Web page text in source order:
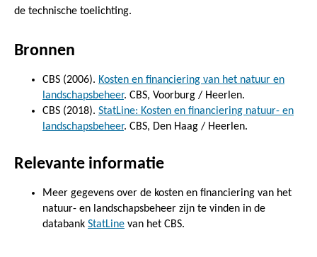
de technische toelichting.
Bronnen
CBS (2006). Kosten en financiering van het natuur en
landschapsbeheer. CBS, Voorburg / Heerlen.
CBS (2018). StatLine: Kosten en financiering natuur- en
landschapsbeheer. CBS, Den Haag / Heerlen.
Relevante informatie
Meer gegevens over de kosten en financiering van het
natuur- en landschapsbeheer zijn te vinden in de
databank StatLine van het CBS.